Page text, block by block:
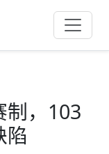
制，103
陷